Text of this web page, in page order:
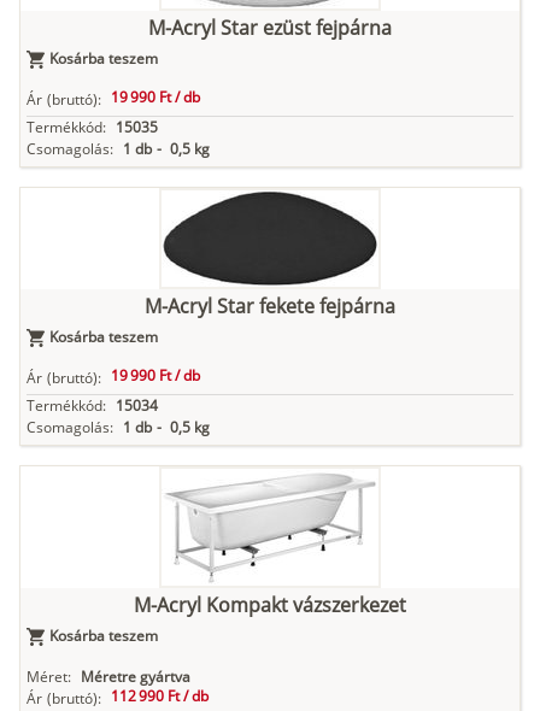
M-Acryl Star ezüst fejpárna
Kosárba teszem
Ár (bruttó): 19 990 Ft /db
Termékkód: 15035
Csomagolás: 1 db - 0,5 kg
M-Acryl Star fekete fejpárna
Kosárba teszem
Ár (bruttó): 19 990 Ft /db
Termékkód: 15034
Csomagolás: 1 db - 0,5 kg
M-Acryl Kompakt vázszerkezet
Kosárba teszem
Méret: Méretre gyártva
Ár (bruttó): 112 990 Ft /db